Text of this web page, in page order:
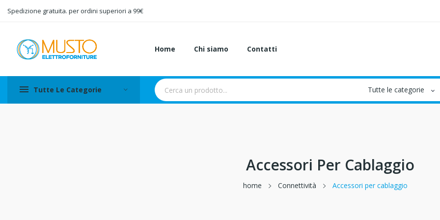
Spedizione gratuita. per ordini superiori a 99€
Home Chi siamo Contatti
Tutte Le Categorie
Accessori Per Cablaggio
home Connettività Accessori per cablaggio